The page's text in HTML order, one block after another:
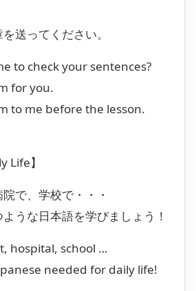
送ってください。
to check your sentences?
for you.
to me before the lesson.
Life】
で、学校で・・・
うな日本語を学びましょう！
hospital, school …
needed for daily life!